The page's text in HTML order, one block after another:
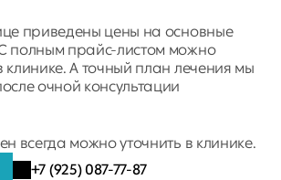
приведены цены на основные
полным прайс-листом можно
клинике. А точный план лечения мы
очной консультации
всегда можно уточнить в клинике.
+7 (925) 087-77-87